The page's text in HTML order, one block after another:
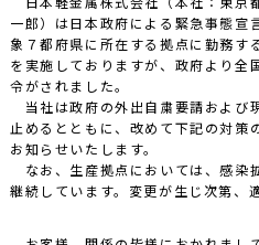
一郎）は日本政府による緊急事態宣
象７都府県に所在する拠点に勤務す
を実施しておりますが、政府より
令がされました。
当社は政府の外出自粛要請および
止めるとともに、改めて下記の対策
お知らせいたします。
なお、生産拠点においては、感染
継続しています。変更が生じ次第、